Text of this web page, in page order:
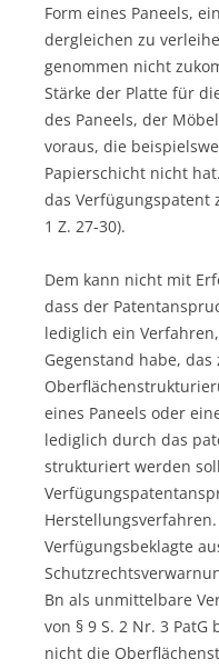
Form eines Paneels,
dergleichen zu
genommen nicht
Stärke der Platte für
des Paneels, der
voraus, die
Papierschicht nicht
das Verfügungspatent
1 Z. 27-30).
Dem kann nicht mit
dass der
lediglich ein
Gegenstand habe,
eines Paneels oder
lediglich durch das
strukturiert werden
Verfügungsbeklagte
Bn als unmittelbare
von § 9 S. 2 Nr. 3
nicht die